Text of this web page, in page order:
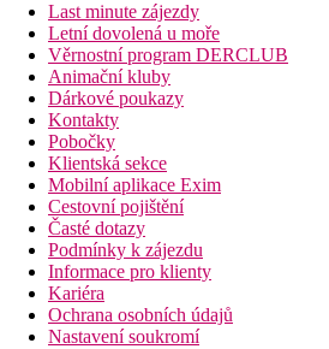
Last minute zájezdy
Letní dovolená u moře
Věrnostní program DERCLUB
Animační kluby
Dárkové poukazy
Kontakty
Pobočky
Klientská sekce
Mobilní aplikace Exim
Cestovní pojištění
Časté dotazy
Podmínky k zájezdu
Informace pro klienty
Kariéra
Ochrana osobních údajů
Nastavení soukromí